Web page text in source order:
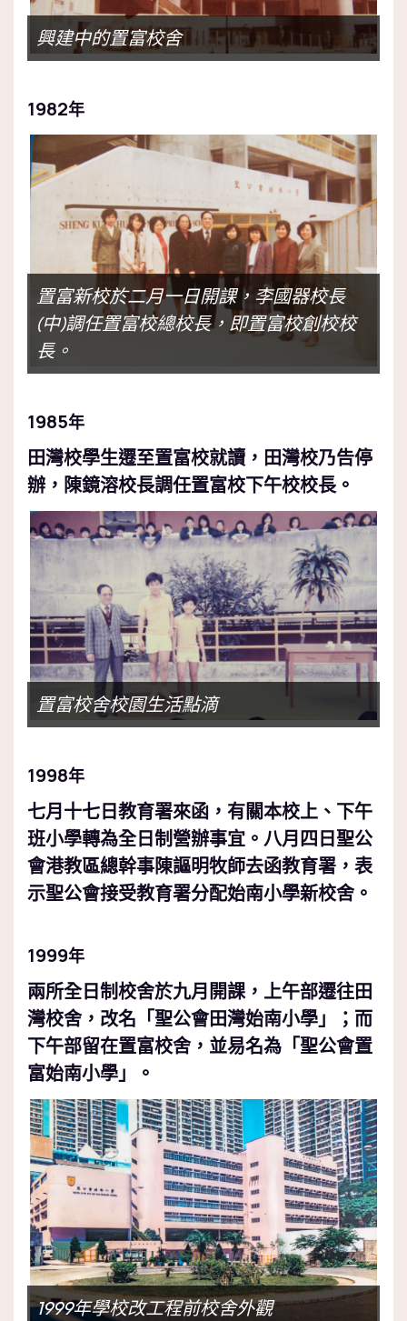
興建中的置富校舍
1982年
置富新校於二月一日開課，李國器校長
(中)調任置富校總校長，即置富校創校校
長。
1985年
田灣校學生遷至置富校就讀，田灣校乃告停
辦，陳鏡溶校長調任置富校下午校校長。
置富校舍校園生活點滴
1998年
七月十七日教育署來函，有關本校上、下午
班小學轉為全日制營辦事宜。八月四日聖公
會港教區總幹事陳謳明牧師去函教育署，表
示聖公會接受教育署分配始南小學新校舍。
1999年
兩所全日制校舍於九月開課，上午部遷往田
灣校舍，改名「聖公會田灣始南小學」；而
下午部留在置富校舍，並易名為「聖公會置
富始南小學」。
1999年學校改工程前校舍外觀